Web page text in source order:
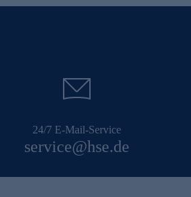
24/7 E-Mail-Service
service@hse.de